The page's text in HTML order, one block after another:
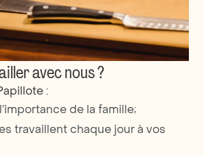
avec nous ?
:
de la famille;
travaillent chaque jour à vos